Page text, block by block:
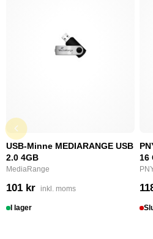
USB-Minne MEDIARANGE USB
2.0 4GB
MediaRange
101 kr inkl. moms
I lager
16